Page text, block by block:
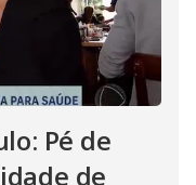
Pé de
de